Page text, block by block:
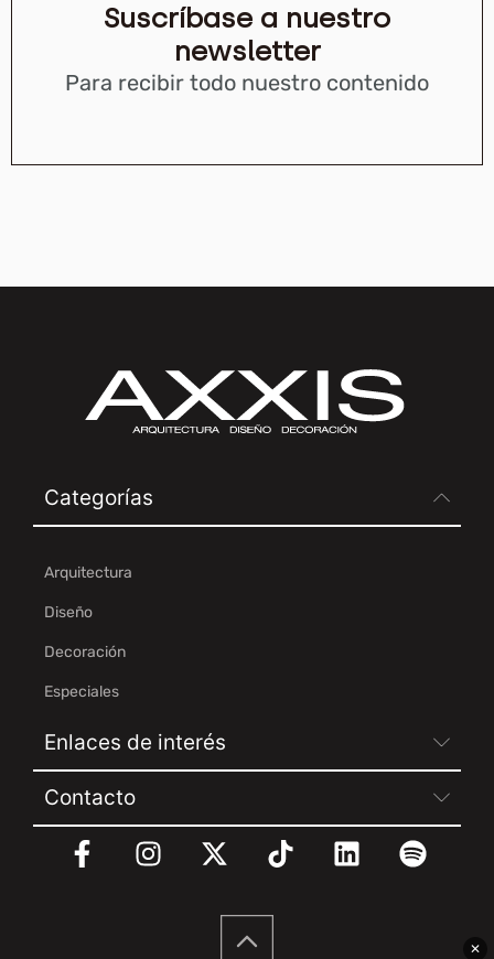
Suscríbase a nuestro
newsletter
Para recibir todo nuestro contenido
✕
Categorías
Arquitectura
Diseño
Decoración
Especiales
Enlaces de interés
Contacto